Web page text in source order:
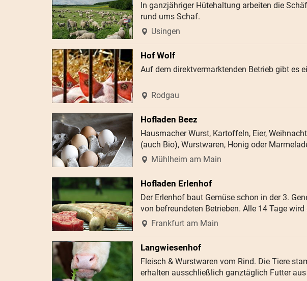
In ganzjähriger Hütehaltung arbeiten die
rund ums Schaf.
Usingen
Hof Wolf
Auf dem direktvermarktenden Betrieb gibt es
Rodgau
Hofladen Beez
Hausmacher Wurst, Kartoffeln, Eier,
(auch Bio), Wurstwaren, Honig oder
Mühlheim am Main
Hofladen Erlenhof
Der Erlenhof baut Gemüse schon in der 3.
von befreundeten Betrieben. Alle 14 Tage
Frankfurt am Main
Langwiesenhof
Fleisch & Wurstwaren vom Rind. Die Tiere
erhalten ausschließlich ganztäglich Futter